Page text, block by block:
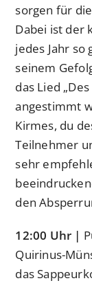
sorgen für
Dabei ist der
jedes Jahr so
seinem
das Lied
angestimmt
Kirmes, du
Teilnehmer
sehr
den
12:00 Uhr |
Quirinus-
das